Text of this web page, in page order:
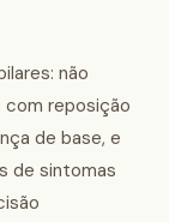
não
reposição
de base, e
de sintomas